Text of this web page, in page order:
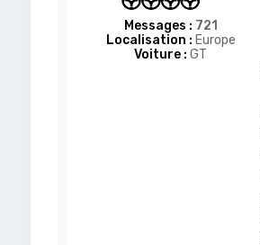
Messages : 721
Localisation : Europe
Voiture : GT